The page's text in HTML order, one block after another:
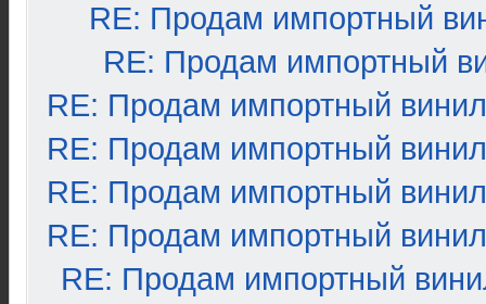
RE: Продам импортный
RE: Продам импортный
RE: Продам импортный винил
RE: Продам импортный винил
RE: Продам импортный винил
RE: Продам импортный винил
RE: Продам импортный